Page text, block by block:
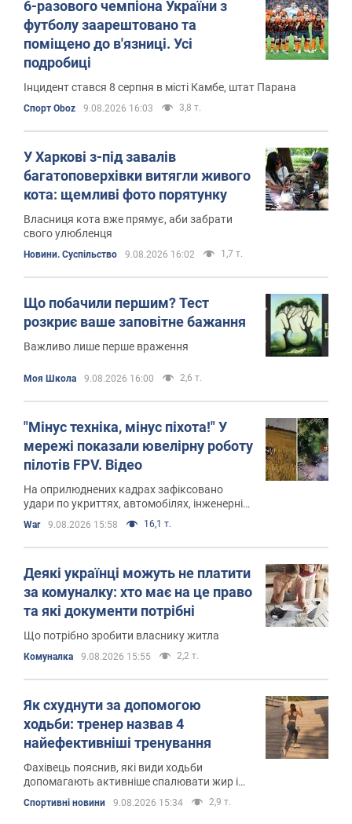
6-разового чемпіона України з
футболу заарештовано та
поміщено до в'язниці. Усі
подробиці
Інцидент стався 8 серпня в місті Камбе, штат Парана
Спорт Oboz 9.08.2026 16:03 3,8 т.
У Харкові з-під завалів
багатоповерхівки витягли живого
кота: щемливі фото порятунку
Власниця кота вже прямує, аби забрати
свого улюбленця
Новини. Суспільство 9.08.2026 16:02 1,7 т.
Що побачили першим? Тест
розкриє ваше заповітне бажання
Важливо лише перше враження
Моя Школа 9.08.2026 16:00 2,6 т.
"Мінус техніка, мінус піхота!" У
мережі показали ювелірну роботу
пілотів FPV. Відео
На оприлюднених кадрах зафіксовано
удари по укриттях, автомобілях, інженерній
техніці та живій силі російських військ
War 9.08.2026 15:58 16,1 т.
Деякі українці можуть не платити
за комуналку: хто має на це право
та які документи потрібні
Що потрібно зробити власнику житла
Комуналка 9.08.2026 15:55 2,2 т.
Як схуднути за допомогою
ходьби: тренер назвав 4
найефективніші тренування
Фахівець пояснив, які види ходьби
допомагають активніше спалювати жир і
покращити витривалість
Спортивні новини 9.08.2026 15:34 2,9 т.